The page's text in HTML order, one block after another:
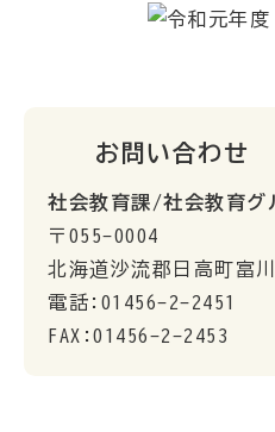
お問い合わせ
社会教育課/社会教育グ
〒055-0004
北海道沙流郡日高町富
電話:01456-2-2451
FAX:01456-2-2453